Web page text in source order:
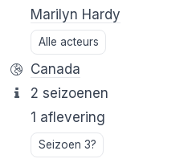
Marilyn Hardy
Alle acteurs
Canada
2 seizoenen
1 aflevering
Seizoen 3?